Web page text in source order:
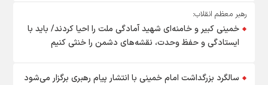
رهبر معظم انقلاب:
خمینی کبیر و خامنه‌ای شهید آمادگی ملت را احیا کردند/ باید با
ایستادگی و حفظ وحدت، نقشه‌های دشمن را خنثی کنیم
سالگرد بزرگداشت امام خمینی با انتشار پیام رهبری برگزار می‌شود